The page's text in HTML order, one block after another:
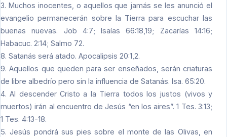
3. Muchos inocentes, o aquellos que jamás se les anunció el
evangelio permanecerán sobre la Tierra para escuchar las
buenas nuevas. Job 4:7; Isaías 66:18,19; Zacarías 14:16;
Habacuc. 2:14; Salmo 72.
8. Satanás será atado. Apocalipsis 20:1,2.
9. Aquellos que queden para ser enseñados, serán criaturas
de libre albedrío pero sin la influencia de Satanás. Isa. 65:20.
4. Al descender Cristo a la Tierra todos los justos (vivos y
muertos) irán al encuentro de Jesús “en los aires”. 1 Tes. 3:13;
1 Tes. 4:13-18.
5. Jesús pondrá sus pies sobre el monte de las Olivas, en